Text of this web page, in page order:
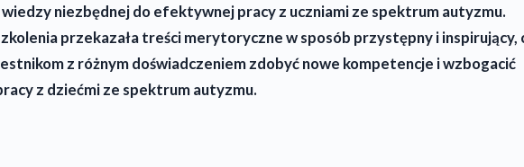
niezbędnej do efektywnej pracy z uczniami ze spektrum autyzmu.
przekazała treści merytoryczne w sposób przystępny i inspirujący,
z różnym doświadczeniem zdobyć nowe kompetencje i wzbogacić
z dziećmi ze spektrum autyzmu.